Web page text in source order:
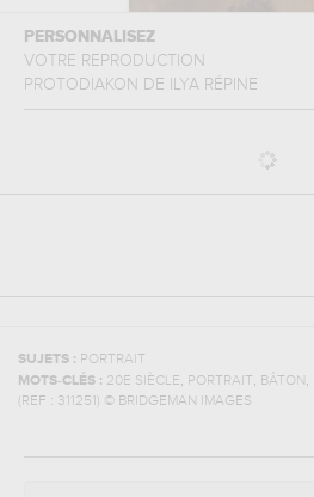
PERSONNALISEZ
VOTRE REPRODUCTION
PROTODIAKON DE ILYA RÉPINE
SUJETS : PORTRAIT
MOTS-CLÉS : 20E SIÈCLE, PORTRAIT, BÂTON ,
(REF : 311251 ) © BRIDGEMAN IMAGES